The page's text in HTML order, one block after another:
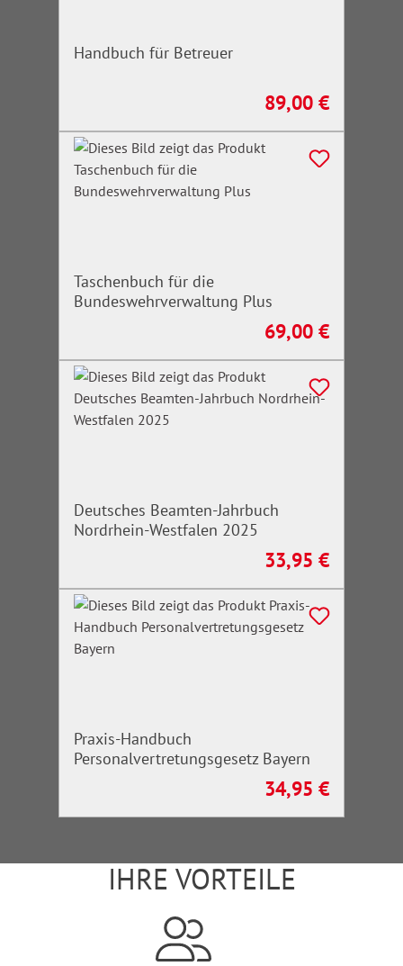
Handbuch für Betreuer
Regulärer Preis:
89,00 €
Taschenbuch für die
Bundeswehrverwaltung Plus
Regulärer Preis:
69,00 €
Deutsches Beamten-Jahrbuch
Nordrhein-Westfalen 2025
Regulärer Preis:
33,95 €
Praxis-Handbuch
Personalvertretungsgesetz Bayern
Regulärer Preis:
34,95 €
IHRE VORTEILE